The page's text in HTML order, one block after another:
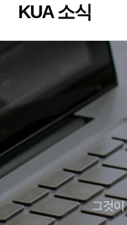
KUA 소식
그것